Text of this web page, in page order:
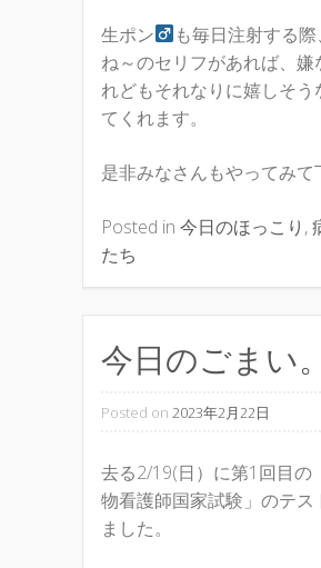
生ポン
も毎日注射する際
ね～のセリフがあれば、嫌
れどもそれなりに嬉しそう
てくれます。
是非みなさんもやってみて
Posted in 今日のほっこり ,
たち
今日のごまい。
Posted on 2023年2月22日
去る2/19(日）に第1回目の
物看護師国家試験」のテス
ました。